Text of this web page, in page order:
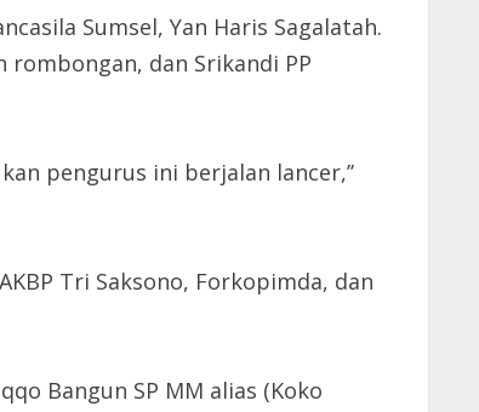
Sumsel, Yan Haris Sagalatah.
rombongan, dan Srikandi PP
pengurus ini berjalan lancer,’’
Tri Saksono, Forkopimda, dan
Bangun SP MM alias (Koko